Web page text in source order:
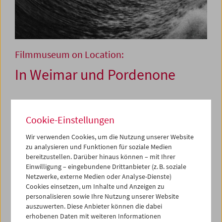
Filmmuseum on Location:
In Weimar und Pordenone
ProjektDziga Vertov / Michael Nymanerlebt seine
Weltpremiere am 29. August 2009 in Weimar – als einer
der Höhepunkte des von Nike Wagner gegründeten
Festivals
pèlerinages – Kunstfest Weimar.Der eng­lische
Komponist Michael Nyman, bekannt auch durch seine
Arbeiten für den Film (Peter Greenaway, Jane Campions
The Pianou. a.) ist seit langem an der russischen
Avantgarde der 1920er Jahre inter­essiert. Vor diesem
Cookie-Einstellungen
Wir verwenden Cookies, um die Nutzung unserer Website
zu analysieren und Funktionen für soziale Medien
bereitzustellen. Darüber hinaus können – mit Ihrer
Einwilligung – eingebundene Drittanbieter (z. B. soziale
Netzwerke, externe Medien oder Analyse-Dienste)
Cookies einsetzen, um Inhalte und Anzeigen zu
personalisieren sowie Ihre Nutzung unserer Website
auszuwerten. Diese Anbieter können die dabei
erhobenen Daten mit weiteren Informationen